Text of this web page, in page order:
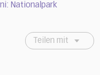
Nationalpark
Teilen mit